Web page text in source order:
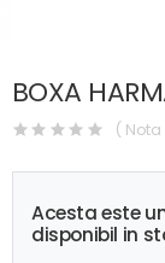
BOXA
(
Acesta este
disponibil in